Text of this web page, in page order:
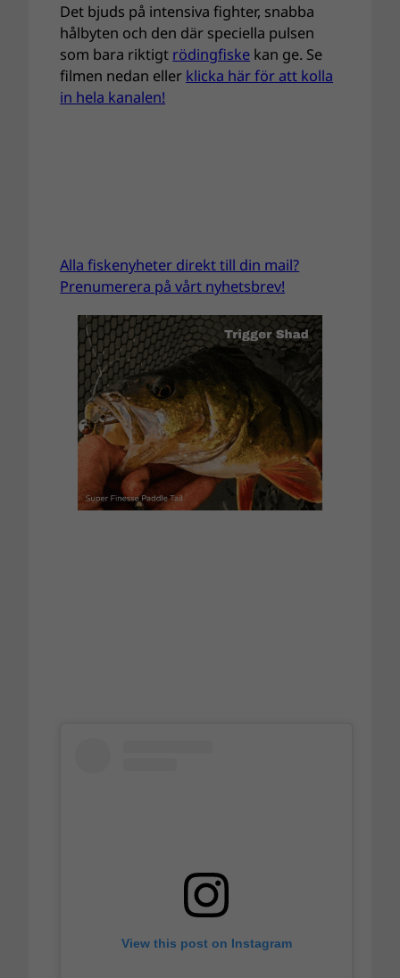
Det bjuds på intensiva fighter, snabba
hålbyten och den där speciella pulsen
som bara riktigt rödingfiske kan ge. Se
filmen nedan eller klicka här för att kolla
in hela kanalen!
Alla fiskenyheter direkt till din mail?
Prenumerera på vårt nyhetsbrev!
View this post on Instagram